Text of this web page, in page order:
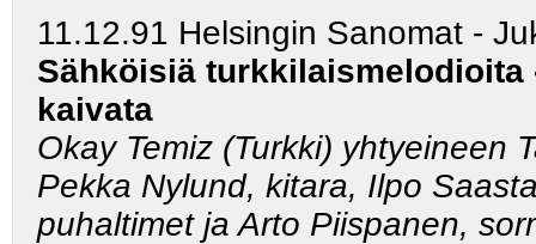
11.12.91 Helsingin Sanomat -
Sähköisiä turkkilaismelodioita
kaivata
Okay Temiz (Turkki) yhtyeineen
Pekka Nylund, kitara, Ilpo
puhaltimet ja Arto Piispanen,